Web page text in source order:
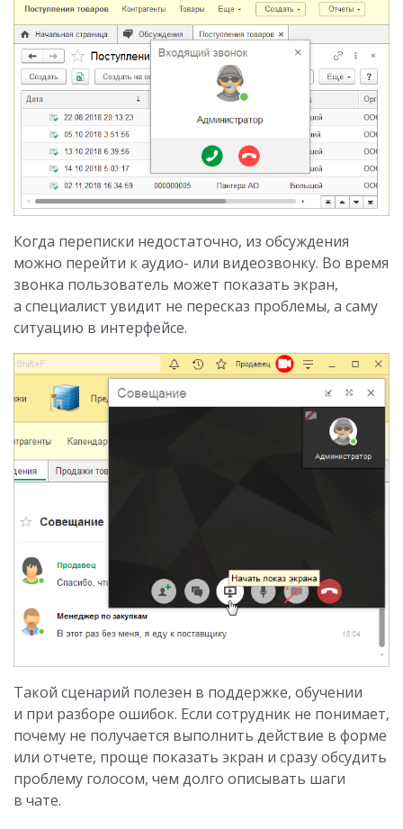
Когда переписки недостаточно, из обсуждения
можно перейти к аудио- или видеозвонку. Во время
звонка пользователь может показать экран,
а специалист увидит не пересказ проблемы, а саму
ситуацию в интерфейсе.
Такой сценарий полезен в поддержке, обучении
и при разборе ошибок. Если сотрудник не понимает,
почему не получается выполнить действие в форме
или отчете, проще показать экран и сразу обсудить
проблему голосом, чем долго описывать шаги
в чате.